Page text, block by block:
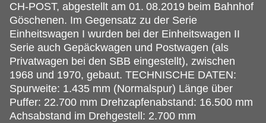
CH-POST, abgestellt am 01. 08.2019 beim Bahnhof
Göschenen. Im Gegensatz zu der Serie
Einheitswagen I wurden bei der Einheitswagen II
Serie auch Gepäckwagen und Postwagen (als
Privatwagen bei den SBB eingestellt), zwischen
1968 und 1970, gebaut. TECHNISCHE DATEN:
Spurweite: 1.435 mm (Normalspur) Länge über
Puffer: 22.700 mm Drehzapfenabstand: 16.500 mm
Achsabstand im Drehgestell: 2.700 mm